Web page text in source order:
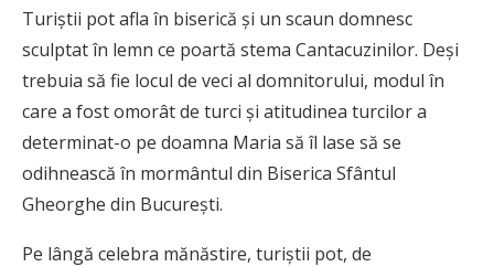
Turiștii pot afla în biserică și un scaun domnesc
sculptat în lemn ce poartă stema Cantacuzinilor. Deși
trebuia să fie locul de veci al domnitorului, modul în
care a fost omorât de turci și atitudinea turcilor a
determinat-o pe doamna Maria să îl lase să se
odihnească în mormântul din Biserica Sfântul
Gheorghe din București.
Pe lângă celebra mănăstire, turiștii pot, de